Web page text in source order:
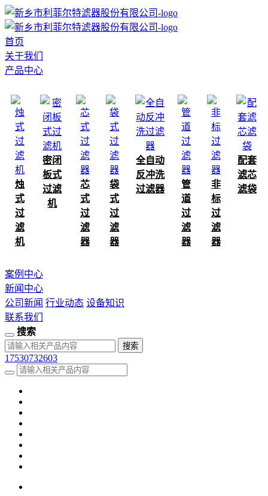
首页
关于我们
产品中心
烛
式
过
滤
机
密闭
板式
过滤
机
芯
式
过
滤
器
袋
式
过
滤
器
全自动
反冲洗
过滤器
管
道
过
滤
器
非
标
过
滤
器
配套
滤芯
滤袋
案例中心
新闻中心
公司新闻 行业动态 设备知识
联系我们
搜索
17530732603